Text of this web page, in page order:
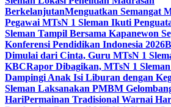
BerkelanjutanMenguatkan Semangat
Pegawai MTsN 1 Sleman Ikuti
Sleman Tampil Bersama Kapanewon
Konferensi Pendidikan Indonesia 2026
Dimulai dari Cinta, Guru MTsN 1
KBCRapor Dibagikan, MTsN 1
Dampingi Anak Isi Liburan dengan
Sleman Laksanakan PMBM
HariPermainan Tradisional Warnai